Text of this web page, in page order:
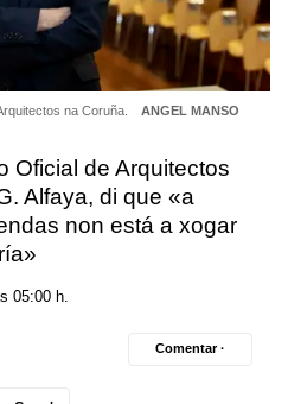
na Coruña. ANGEL MANSO
Oficial de Arquitectos
Alfaya, di que «a
non está a xogar
05:00 h.
Comentar ·